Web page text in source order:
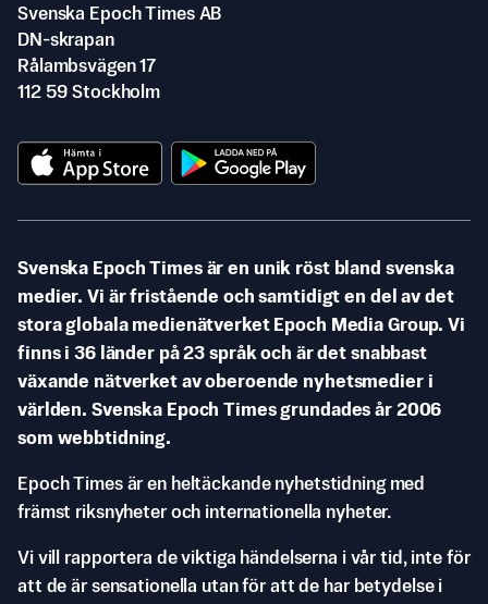
Svenska Epoch Times AB
DN-skrapan
Rålambsvägen 17
112 59 Stockholm
Svenska Epoch Times är en unik röst bland svenska
medier. Vi är fristående och samtidigt en del av det
stora globala medienätverket Epoch Media Group. Vi
finns i 36 länder på 23 språk och är det snabbast
växande nätverket av oberoende nyhetsmedier i
världen. Svenska Epoch Times grundades år 2006
som webbtidning.
Epoch Times är en heltäckande nyhetstidning med
främst riksnyheter och internationella nyheter.
Vi vill rapportera de viktiga händelserna i vår tid, inte för
att de är sensationella utan för att de har betydelse i